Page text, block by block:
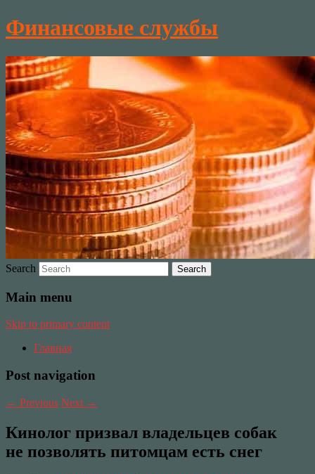
Финансовые службы
Search
Main menu
Skip to primary content
Главная
Post navigation
← Previous Next →
Кинолог призвал владельцев собак
не позволять питомцам есть снег